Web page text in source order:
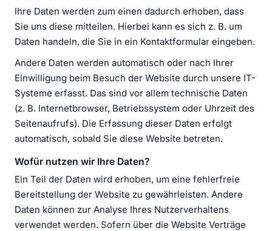
Ihre Daten werden zum einen dadurch erhoben, dass
Sie uns diese mitteilen. Hierbei kann es sich z. B. um
Daten handeln, die Sie in ein Kontaktformular eingeben.
Andere Daten werden automatisch oder nach Ihrer
Einwilligung beim Besuch der Website durch unsere IT-
Systeme erfasst. Das sind vor allem technische Daten
(z. B. Internetbrowser, Betriebssystem oder Uhrzeit des
Seitenaufrufs). Die Erfassung dieser Daten erfolgt
automatisch, sobald Sie diese Website betreten.
Wofür nutzen wir Ihre Daten?
Ein Teil der Daten wird erhoben, um eine fehlerfreie
Bereitstellung der Website zu gewährleisten. Andere
Daten können zur Analyse Ihres Nutzerverhaltens
verwendet werden. Sofern über die Website Verträge